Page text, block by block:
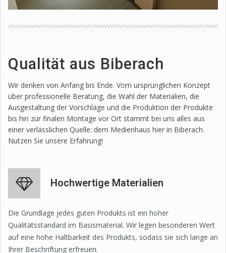
Qualität aus Biberach
Wir denken von Anfang bis Ende. Vom ursprünglichen Konzept
über professionelle Beratung, die Wahl der Materialien, die
Ausgestaltung der Vorschläge und die Produktion der Produkte
bis hin zur finalen Montage vor Ort stammt bei uns alles aus
einer verlässlichen Quelle: dem Medienhaus hier in Biberach.
Nutzen Sie unsere Erfahrung!
Hochwertige Materialien
Die Grundlage jedes guten Produkts ist ein hoher
Qualitätsstandard im Basismaterial. Wir legen besonderen Wert
auf eine hohe Haltbarkeit des Produkts, sodass sie sich lange an
Ihrer Beschriftung erfreuen.